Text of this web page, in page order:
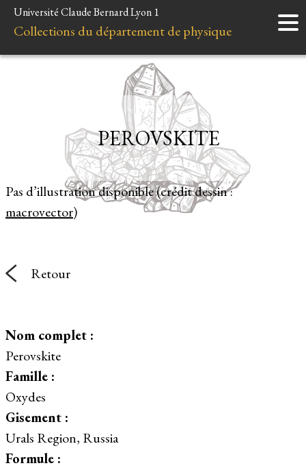
Accueil
Instruments
Liens et ressources
Université Claude Bernard Lyon 1
Collections du département de physique
Pas d’illustration disponible (crédit dessin :
macrovector)
PEROVSKITE
Retour
Nom complet :
Perovskite
Famille :
Oxydes
Gisement :
Urals Region, Russia
Formule :